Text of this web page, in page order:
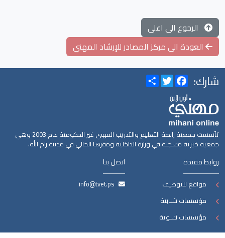
الرجوع الى اعلى
العودة الى مركز المصادر للإرشاد المهني
شارك: ShareTwitterFacebook
تأسست جمعية رابطة التعليم والتدريب المهني غير الحكومية عام 2003 وهي
جمعية خيرية مسجلة في وزارة الداخلية ومقرها الحالي في مدينة رام الله.
روابط مفيدة
مواقع للتوظيف
مؤسسات شبابية
مؤسسات نسوية
اتصل بنا
info@tvet.ps